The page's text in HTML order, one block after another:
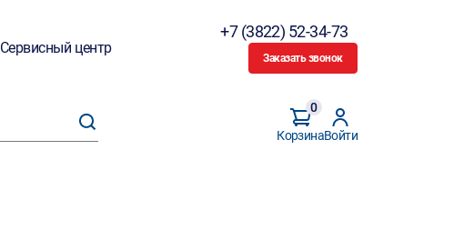
Сервисный центр
+7 (3822) 52-34-73
Заказать звонок
Корзина
0
Войти